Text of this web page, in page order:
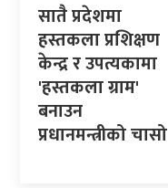
सातै प्रदेशमा
हस्तकला प्रशिक्षण
केन्द्र र उपत्यकामा
'हस्तकला ग्राम'
बनाउन
प्रधानमन्त्रीको चासो